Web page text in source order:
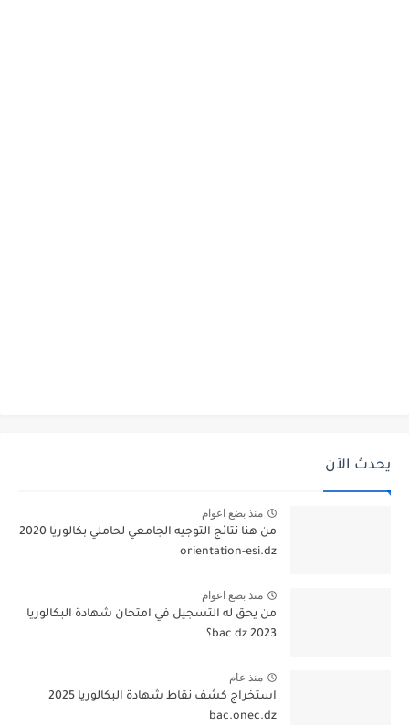
يحدث الآن
منذ بضع اعوام
من هنا نتائج التوجيه الجامعي لحاملي بكالوريا 2020
orientation-esi.dz
منذ بضع اعوام
من يحق له التسجيل في امتحان شهادة البكالوريا
bac dz 2023؟
منذ عام
استخراج كشف نقاط شهادة البكالوريا 2025
bac.onec.dz